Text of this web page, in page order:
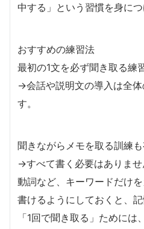
中する」という習慣を身につ
おすすめの練習法
最初の1文を必ず聞き取る練
→会話や説明文の導入は全
す。
聞きながらメモを取る訓練
→すべて書く必要はありませ
動詞など、キーワードだけ
書けるようにしておくと、記
「1回で聞き取る」ために